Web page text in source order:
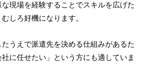
現場を経験することでスキルを広げた
しろ好機になります。
うえで派遣先を決める仕組みがあるた
に任せたい」という方にも適していま